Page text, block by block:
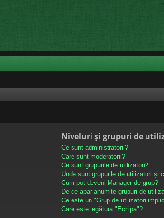
Niveluri și grupuri de
Ce sunt administratorii?
Care sunt moderatorii?
Ce sunt grupurile de utilizatori?
Unde sunt grupurile de utilizatori și
Cum pot deveni Manager de grup?
De ce apar anumite grupuri de
Ce este un "Grup de utilizatori
Care este legătura "Echipa"?